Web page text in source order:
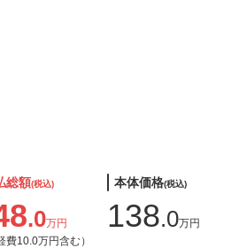
総額(税込)
.0万円
費10.0万円含む）
本体価格(税込)
138.0万円